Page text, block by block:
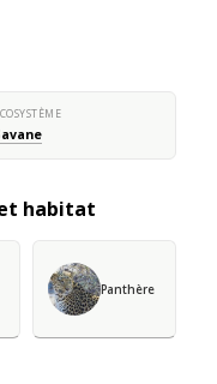
habitat
Panthère